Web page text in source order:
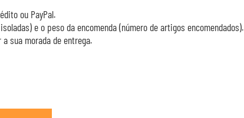
ou PayPal.
e o peso da encomenda (número de artigos encomendados).
sua morada de entrega.